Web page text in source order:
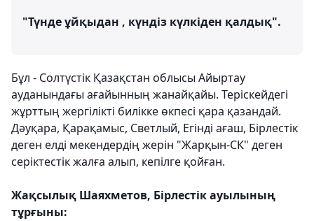
"Түнде ұйқыдан , күндіз күлкіден қалдық".
Бұл - Солтүстік Қазақстан облысы Айыртау
ауданындағы ағайынның жанайқайы. Теріскейдегі
жұрттың жергілікті билікке өкпесі қара қазандай.
Дәуқара, Қарақамыс, Светлый, Егінді ағаш, Бірлестік
деген елді мекендердің жерін "Жарқын-СК" деген
серіктестік жалға алып, кепілге қойған.
Жақсылық Шаяхметов, Бірлестік ауылының
тұрғыны: